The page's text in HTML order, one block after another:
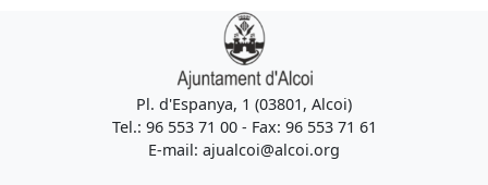
Pl. d'Espanya, 1 (03801, Alcoi)
Tel.: 96 553 71 00 - Fax: 96 553 71 61
E-mail: ajualcoi@alcoi.org